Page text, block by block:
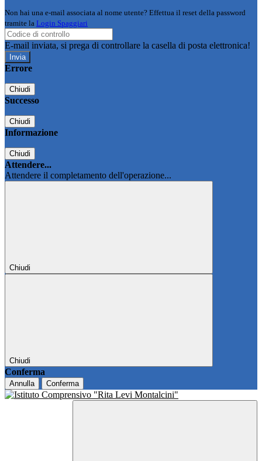
Non hai una e-mail associata al nome utente? Effettua il reset della password
tramite la Login Spaggiari
E-mail inviata, si prega di controllare la casella di posta elettronica!
Errore
Chiudi
Successo
Chiudi
Informazione
Chiudi
Attendere...
Attendere il completamento dell'operazione...
Chiudi
Chiudi
Conferma
Annulla Conferma